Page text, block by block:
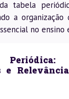
tabela
a organização
no ensino
e